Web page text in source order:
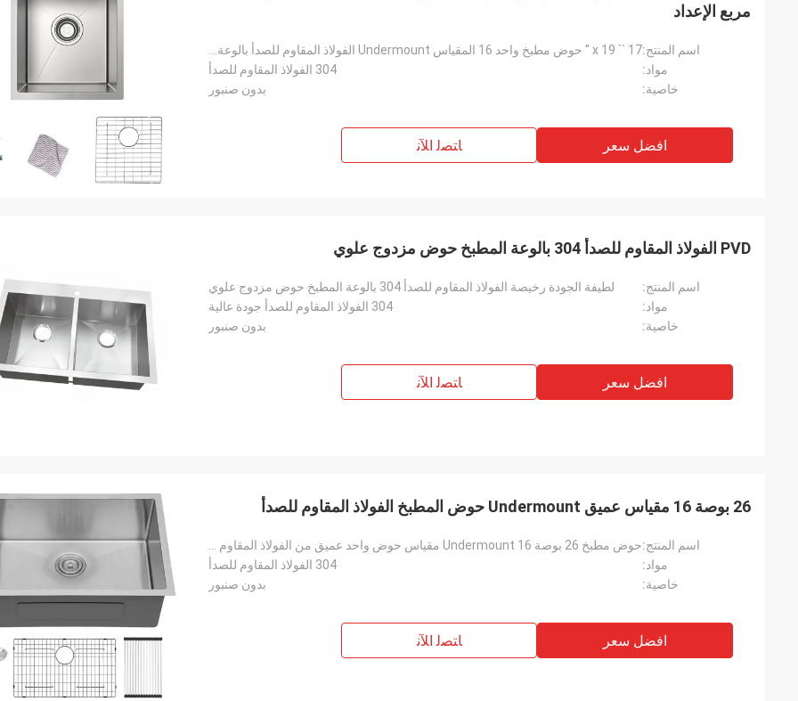
مربع الإعداد
اسم المنتج:
مواد:
304 الفولاذ المقاوم للصدأ
خاصية:
بدون صنبور
افضل سعر ﺎﺘﺼﻟ ﺍﻶﻧ
PVD الفولاذ المقاوم للصدأ 304 بالوعة المطبخ حوض مزدوج علوي
اسم المنتج:
لطيفة الجودة رخيصة الفولاذ المقاوم للصدأ 304 بالوعة المطبخ حوض مزدوج علوي
مواد:
304 الفولاذ المقاوم للصدأ جودة عالية
خاصية:
بدون صنبور
افضل سعر ﺎﺘﺼﻟ ﺍﻶﻧ
26 بوصة 16 مقياس عميق Undermount حوض المطبخ الفولاذ المقاوم للصدأ
اسم المنتج:
مواد:
304 الفولاذ المقاوم للصدأ
خاصية:
بدون صنبور
افضل سعر ﺎﺘﺼﻟ ﺍﻶﻧ